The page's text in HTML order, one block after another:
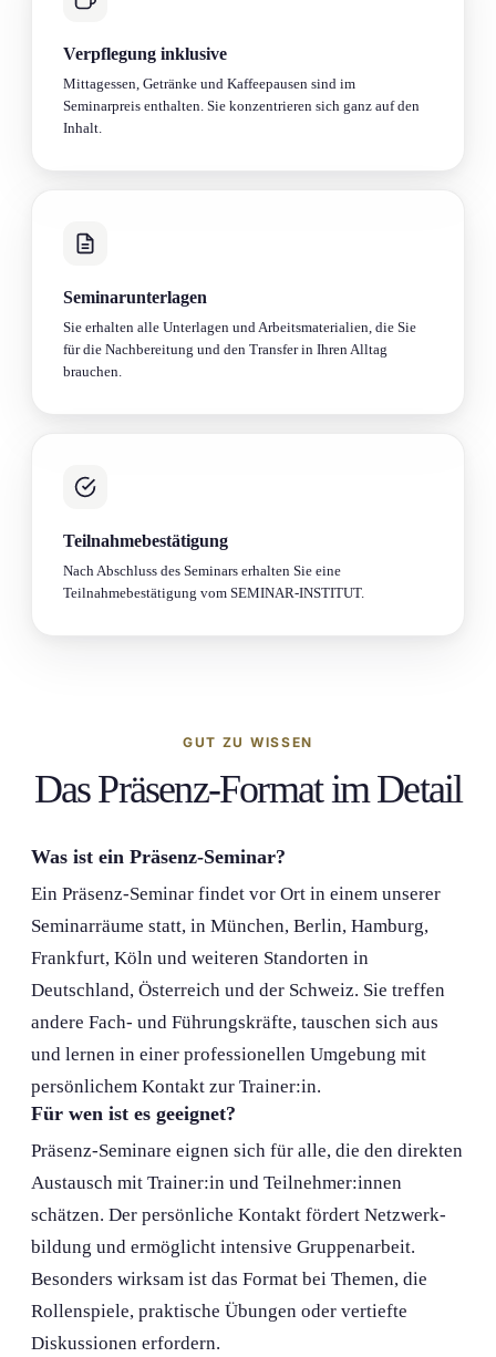
Verpflegung inklusive
Mittagessen, Getränke und Kaffeepausen sind im
Seminarpreis enthalten. Sie konzentrieren sich ganz auf den
Inhalt.
Seminarunterlagen
Sie erhalten alle Unterlagen und Arbeitsmaterialien, die Sie
für die Nachbereitung und den Transfer in Ihren Alltag
brauchen.
Teilnahmebestät­igung
Nach Abschluss des Seminars erhalten Sie eine
Teilnahmebestät­igung vom SEMINAR-INSTITUT.
GUT ZU WISSEN
Das Präsenz-Formatim Detail
Was ist ein Präsenz-Seminar?
Ein Präsenz-Seminar findet vor Ort in einem unserer
Seminarräume statt, in München, Berlin, Hamburg,
Frankfurt, Köln und weiteren Standorten in
Deutschland, Österreich und der Schweiz. Sie treffen
andere Fach- und Führungs­kräfte, tauschen sich aus
und lernen in einer professionellen Umgebung mit
persönlichem Kontakt zur Trainer:in.
Für wen ist es geeignet?
Präsenz-Seminare eignen sich für alle, die den direkten
Austausch mit Trainer:in und Teilnehmer:innen
schätzen. Der persönliche Kontakt fördert Netzwerk­
bildung und ermöglicht intensive Gruppenarbeit.
Besonders wirksam ist das Format bei Themen, die
Rollenspiele, praktische Übungen oder vertiefte
Diskussionen erfordern.